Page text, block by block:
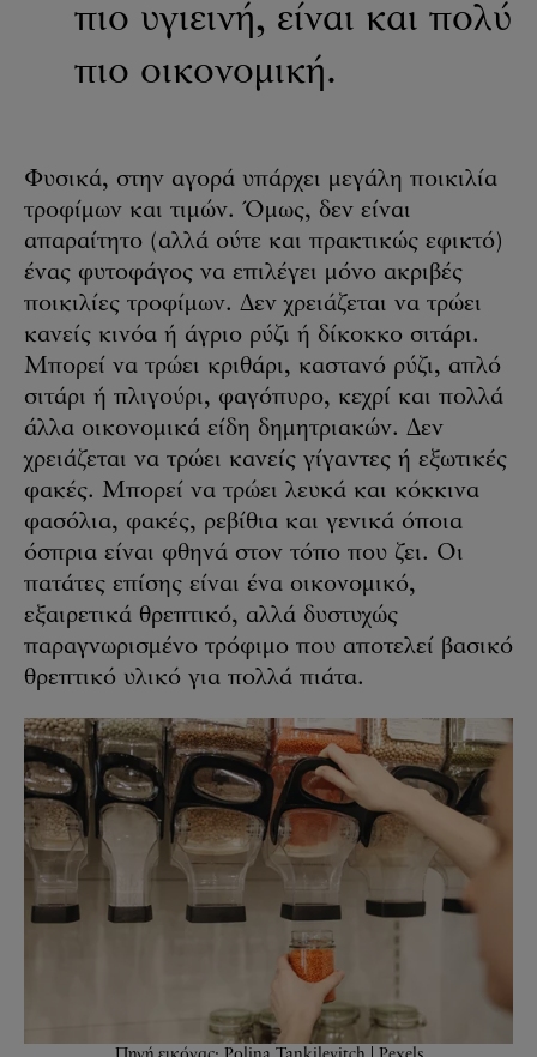
πιο υγιεινή, είναι και πολύ
πιο οικονομική.
Φυσικά, στην αγορά υπάρχει μεγάλη ποικιλία
τροφίμων και τιμών. Όμως, δεν είναι
απαραίτητο (αλλά ούτε και πρακτικώς εφικτό)
ένας φυτοφάγος να επιλέγει μόνο ακριβές
ποικιλίες τροφίμων. Δεν χρειάζεται να τρώει
κανείς κινόα ή άγριο ρύζι ή δίκοκκο σιτάρι.
Μπορεί να τρώει κριθάρι, καστανό ρύζι, απλό
σιτάρι ή πλιγούρι, φαγόπυρο, κεχρί και πολλά
άλλα οικονομικά είδη δημητριακών. Δεν
χρειάζεται να τρώει κανείς γίγαντες ή εξωτικές
φακές. Μπορεί να τρώει λευκά και κόκκινα
φασόλια, φακές, ρεβίθια και γενικά όποια
όσπρια είναι φθηνά στον τόπο που ζει. Οι
πατάτες επίσης είναι ένα οικονομικό,
εξαιρετικά θρεπτικό, αλλά δυστυχώς
παραγνωρισμένο τρόφιμο που αποτελεί βασικό
θρεπτικό υλικό για πολλά πιάτα.